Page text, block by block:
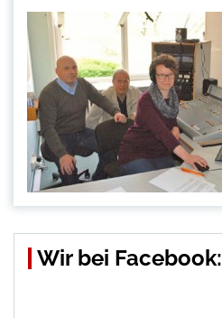
Wir bei Facebook: